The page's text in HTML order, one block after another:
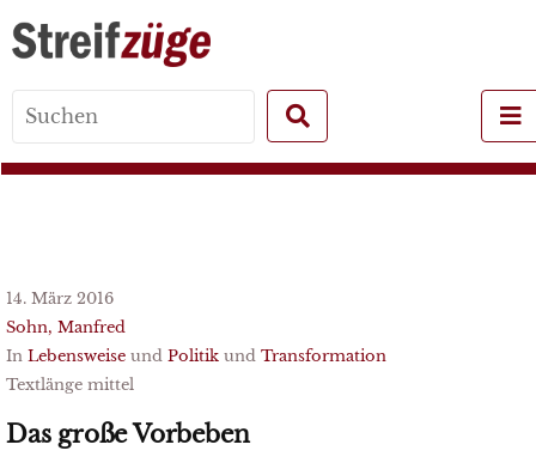
for:
14. März 2016
Sohn, Manfred
In Lebensweise und Politik und Transformation
Textlänge mittel
Das große Vorbeben